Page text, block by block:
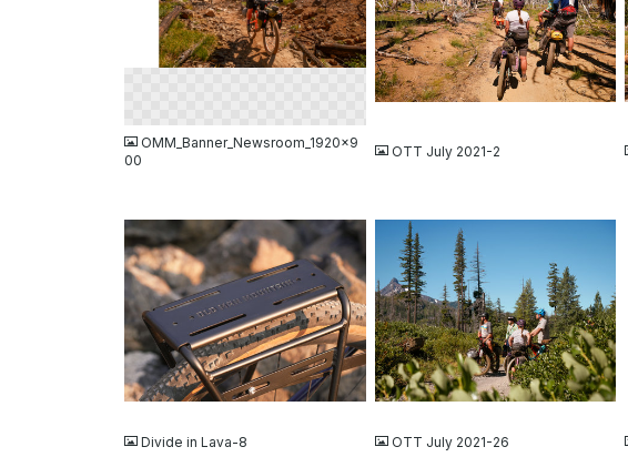
OMM_Banner_Newsroom_1920x9
00
JPG
OTT July 2021-2
JPG
Divide in Lava-8
JPG
OTT July 2021-26